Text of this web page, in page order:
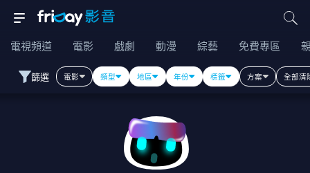
電視頻道 電影 戲劇 動漫 綜藝 免費專區
篩選 電影 類型 地區 年份 標籤 方案 全部清